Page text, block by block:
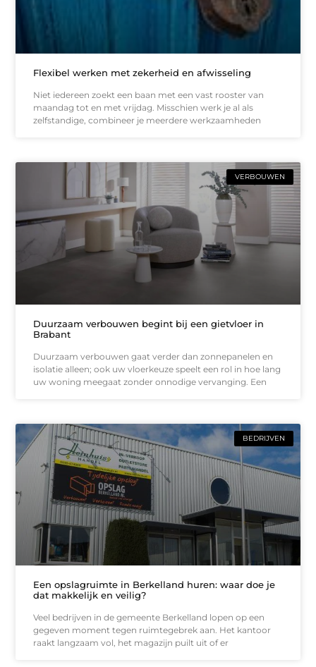
Flexibel werken met zekerheid en afwisseling
Niet iedereen zoekt een baan met een vast rooster van
maandag tot en met vrijdag. Misschien werk je al als
zelfstandige, combineer je meerdere werkzaamheden
VERBOUWEN
Duurzaam verbouwen begint bij een gietvloer in
Brabant
Duurzaam verbouwen gaat verder dan zonnepanelen en
isolatie alleen; ook uw vloerkeuze speelt een rol in hoe lang
uw woning meegaat zonder onnodige vervanging. Een
BEDRIJVEN
Een opslagruimte in Berkelland huren: waar doe je
dat makkelijk en veilig?
Veel bedrijven in de gemeente Berkelland lopen op een
gegeven moment tegen ruimtegebrek aan. Het kantoor
raakt langzaam vol, het magazijn puilt uit of er